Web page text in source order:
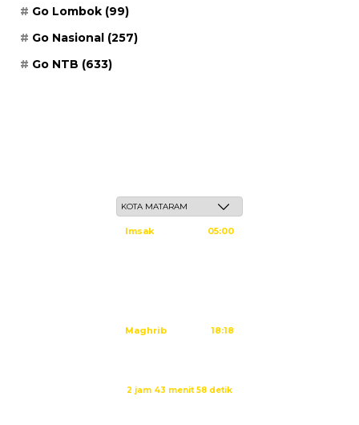
Go Lombok (99)
Go Nasional (257)
Go NTB (633)
Imsak 05:00
Maghrib 18:18
2 jam 43 menit 58 detik